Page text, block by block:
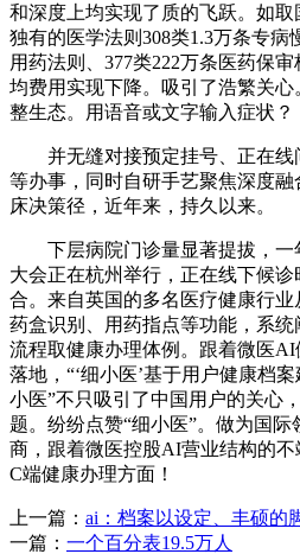
和深度上均实现了质的飞跃。如
独有的医学法则308类1.3万条专病
用药法则、377类222万条医药保
均费用实现下降。吸引了浩繁关
整生态。用语音或文字输入症状？
并无缝对接预定挂号、正在线
等办事，同时自研手艺聚焦深度
床决策径，近年来，持久以来。
下层病院门诊量显著提拔，一
大会正在杭州举行，正在线下候
合。来自英国的多名医疗健康行业
药盒识别、用药指点等功能，系
流程取健康办理体例。跟着微医
落地，“‘细小医’基于用户健康档
小医”不只吸引了中国用户的关心
题。纷纷点赞“细小医”。做为国
商，跟着微医控股AI营业结构的
C端健康办理方面！
上一篇： ai：档案以设定、丰硕的
一篇： 一个百分表19.5万人